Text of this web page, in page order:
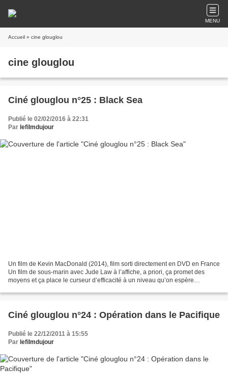
MENU
Accueil » cine glouglou
cine glouglou
Ciné glouglou n°25 : Black Sea
Publié le 02/02/2016 à 22:31
Par lefilmdujour
Un film de Kevin MacDonald (2014), film sorti directement en DVD en France
Un film de sous-marin avec Jude Law à l’affiche, a priori, ça promet des
moyens et ça place le curseur d’efficacité à un niveau qu’on espère
Ciné glouglou n°24 : Opération dans le Pacifique
Publié le 22/12/2011 à 15:55
Par lefilmdujour